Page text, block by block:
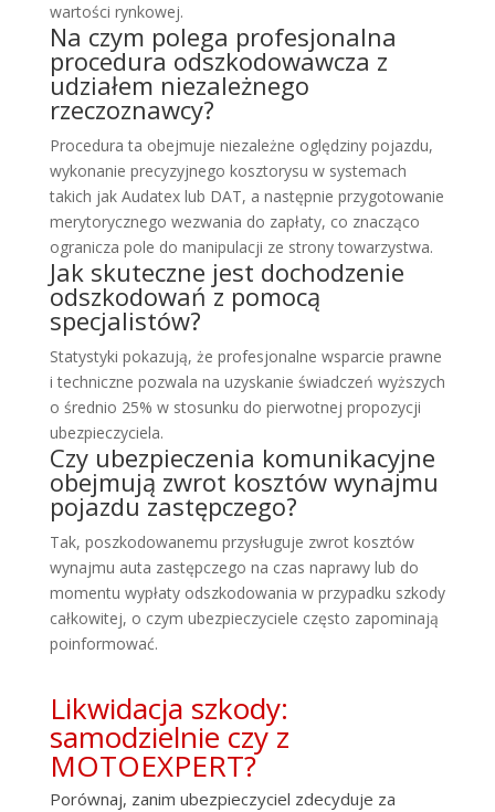
wartości rynkowej.
Na czym polega profesjonalna
procedura odszkodowawcza z
udziałem niezależnego
rzeczoznawcy?
Procedura ta obejmuje niezależne oględziny pojazdu,
wykonanie precyzyjnego kosztorysu w systemach
takich jak Audatex lub DAT, a następnie przygotowanie
merytorycznego wezwania do zapłaty, co znacząco
ogranicza pole do manipulacji ze strony towarzystwa.
Jak skuteczne jest dochodzenie
odszkodowań z pomocą
specjalistów?
Statystyki pokazują, że profesjonalne wsparcie prawne
i techniczne pozwala na uzyskanie świadczeń wyższych
o średnio 25% w stosunku do pierwotnej propozycji
ubezpieczyciela.
Czy ubezpieczenia komunikacyjne
obejmują zwrot kosztów wynajmu
pojazdu zastępczego?
Tak, poszkodowanemu przysługuje zwrot kosztów
wynajmu auta zastępczego na czas naprawy lub do
momentu wypłaty odszkodowania w przypadku szkody
całkowitej, o czym ubezpieczyciele często zapominają
poinformować.
Likwidacja szkody:
samodzielnie czy z
MOTOEXPERT?
Porównaj, zanim ubezpieczyciel zdecyduje za